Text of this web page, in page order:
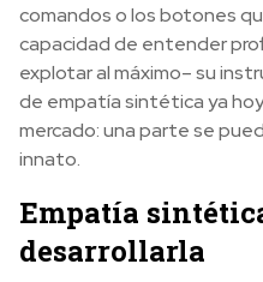
comandos o los botones
capacidad de entender
explotar al máximo– su
de empatía sintética ya
mercado: una parte se
innato.
Empatía
desarrollarla